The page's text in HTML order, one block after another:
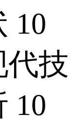
10
代技
10